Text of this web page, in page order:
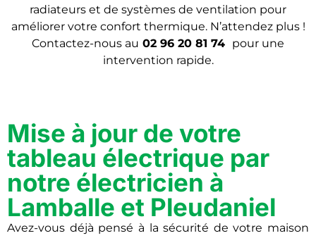
radiateurs et de systèmes de ventilation pour
améliorer votre confort thermique. N’attendez plus !
Contactez-nous au 02 96 20 81 74 pour une
intervention rapide.
Mise à jour de votre
tableau électrique par
notre électricien à
Lamballe et Pleudaniel
Avez-vous déjà pensé à la sécurité de votre maison